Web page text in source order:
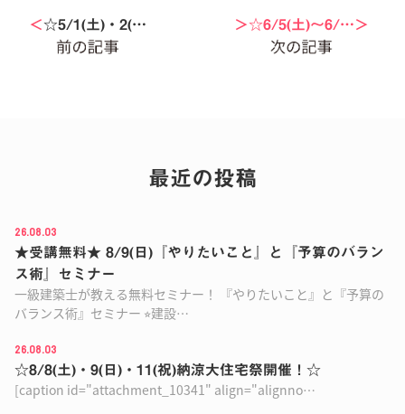
＜☆5/1(土)・2(… ＞☆6/5(土)〜6/…＞
最近の投稿
26.08.03
★受講無料★ 8/9(日)『やりたいこと』と『予算のバラン
ス術』セミナー
一級建築士が教える無料セミナー！ 『やりたいこと』と『予算の
バランス術』セミナー ⭐︎建設…
26.08.03
☆8/8(土)・9(日)・11(祝)納涼大住宅祭開催！☆
[caption id="attachment_10341" align="alignno…